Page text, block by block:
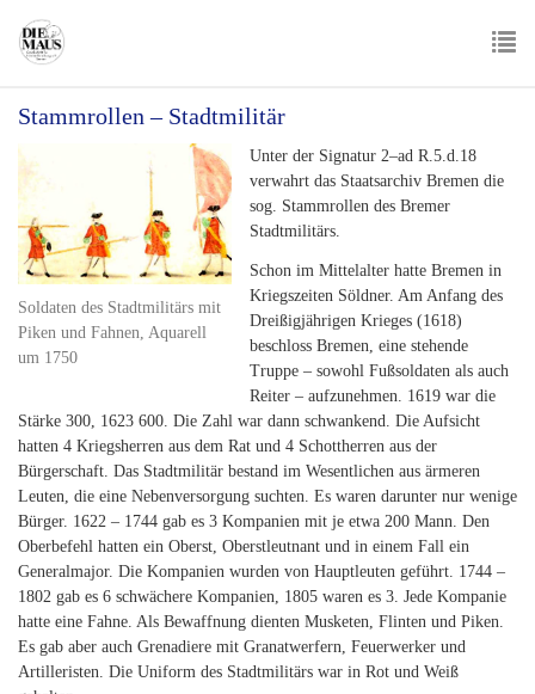
main
Stammrollen – Stadtmilitär
Soldaten des Stadtmilitärs mit
Piken und Fahnen, Aquarell
um 1750
Unter der Signatur 2–ad R.5.d.18
verwahrt das Staatsarchiv Bremen die
sog. Stammrollen des Bremer
Stadtmilitärs.
Schon im Mittelalter hatte Bremen in
Kriegszeiten Söldner. Am Anfang des
Dreißigjährigen Krieges (1618)
beschloss Bremen, eine stehende
Truppe – sowohl Fußsoldaten als auch
Reiter – aufzunehmen. 1619 war die
Stärke 300, 1623 600. Die Zahl war dann schwankend. Die Aufsicht
hatten 4 Kriegsherren aus dem Rat und 4 Schottherren aus der
Bürgerschaft. Das Stadtmilitär bestand im Wesentlichen aus ärmeren
Leuten, die eine Nebenversorgung suchten. Es waren darunter nur wenige
Bürger. 1622 – 1744 gab es 3 Kompanien mit je etwa 200 Mann. Den
Oberbefehl hatten ein Oberst, Oberstleutnant und in einem Fall ein
Generalmajor. Die Kompanien wurden von Hauptleuten geführt. 1744 –
1802 gab es 6 schwächere Kompanien, 1805 waren es 3. Jede Kompanie
hatte eine Fahne. Als Bewaffnung dienten Musketen, Flinten und Piken.
Es gab aber auch Grenadiere mit Granatwerfern, Feuerwerker und
Artilleristen. Die Uniform des Stadtmilitärs war in Rot und Weiß